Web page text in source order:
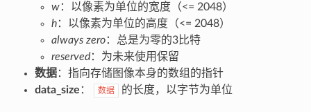
w：以像素为单位的宽度（<= 2048）
h：以像素为单位的高度（<= 2048）
always zero：总是为零的3比特
reserved：为未来使用保留
数据：指向存储图像本身的数组的指针
data_size ： 数据 的长度，以字节为单位